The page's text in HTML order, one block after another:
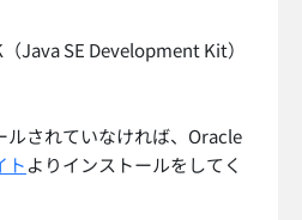
Java SE Development Kit）
ルされていなければ、Oracle
トよりインストールをしてく